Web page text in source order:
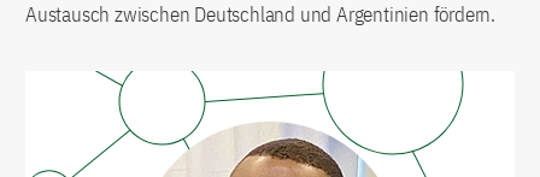
Austausch zwischen Deutschland und Argentinien fördern.